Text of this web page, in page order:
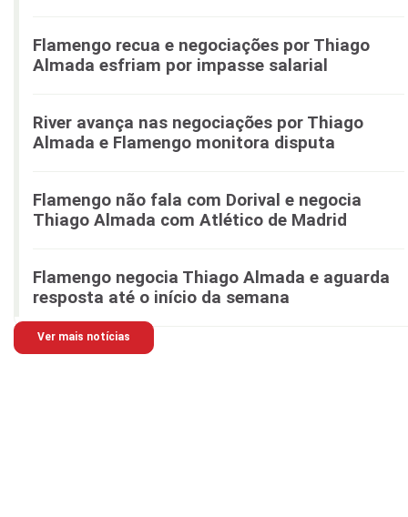
Flamengo recua e negociações por Thiago
Almada esfriam por impasse salarial
River avança nas negociações por Thiago
Almada e Flamengo monitora disputa
Flamengo não fala com Dorival e negocia
Thiago Almada com Atlético de Madrid
Flamengo negocia Thiago Almada e aguarda
resposta até o início da semana
Ver mais notícias